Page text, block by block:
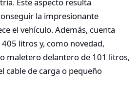
Este aspecto resulta
la impresionante
el vehículo. Además, cuenta
litros y, como novedad,
maletero delantero de 101 litros,
cable de carga o pequeño